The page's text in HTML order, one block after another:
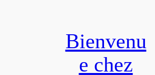
Bienvenu
e chez